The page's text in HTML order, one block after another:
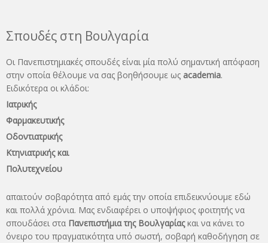
Σπουδές στη Βουλγαρία
Οι Πανεπιστημιακές σπουδές είναι μία πολύ σημαντική απόφαση
στην οποία θέλουμε να σας βοηθήσουμε ως academia.
Ειδικότερα οι κλάδοι:
Ιατρικής
Φαρμακευτικής
Οδοντιατρικής
Κτηνιατρικής και
Πολυτεχνείου
απαιτούν σοβαρότητα από εμάς την οποία επιδεικνύουμε εδώ
και πολλά χρόνια. Μας ενδιαφέρει ο υποψήφιος φοιτητής να
σπουδάσει στα Πανεπιστήμια της Βουλγαρίαςκαι να κάνει το
όνειρo του πραγματικότητα υπό σωστή, σοβαρή καθοδήγηση σε